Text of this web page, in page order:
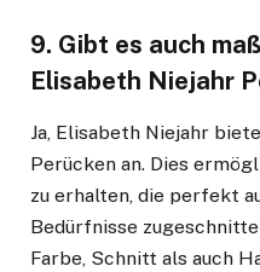
9. Gibt es auch
Elisabeth Niejahr
Ja, Elisabeth Niejahr
Perücken an. Dies
zu erhalten, die perfekt
Bedürfnisse
Farbe, Schnitt als auch